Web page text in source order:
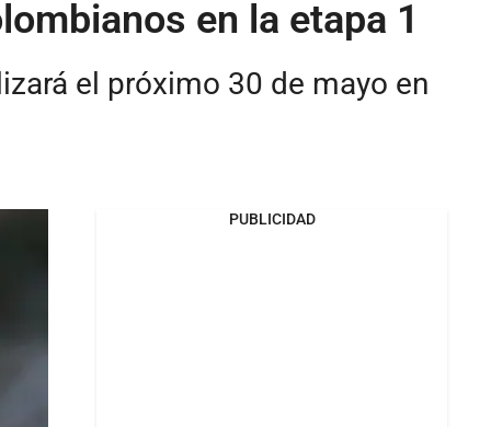
en la etapa 1
el próximo 30 de mayo en
PUBLICIDAD